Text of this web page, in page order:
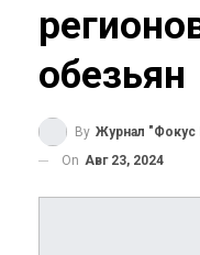
обезьян
By Журнал "Фокус
On Авг 23, 2024